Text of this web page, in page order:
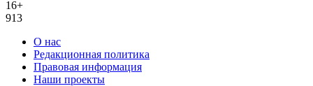
16+
913
О нас
Редакционная политика
Правовая информация
Наши проекты